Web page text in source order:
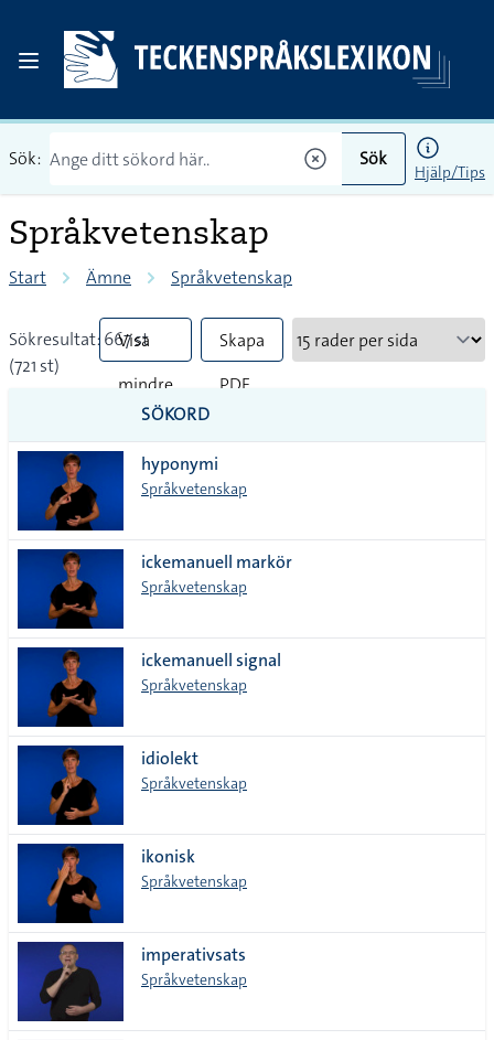
Sök: Sök
Hjälp/Tips
Språkvetenskap
Start Ämne Språkvetenskap
Sökresultat: 667 st
(721 st)
Visa
mindre
tecken
Skapa
PDF
SÖKORD
hyponymi
Språkvetenskap
ickemanuell markör
Språkvetenskap
ickemanuell signal
Språkvetenskap
idiolekt
Språkvetenskap
ikonisk
Språkvetenskap
imperativsats
Språkvetenskap